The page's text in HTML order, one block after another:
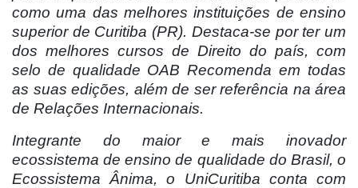
como uma das melhores instituições de ensino
superior de Curitiba (PR). Destaca-se por ter um
dos melhores cursos de Direito do país, com
selo de qualidade OAB Recomenda em todas
as suas edições, além de ser referência na área
de Relações Internacionais.
Integrante do maior e mais inovador
ecossistema de ensino de qualidade do Brasil, o
Ecossistema Ânima, o UniCuritiba conta com